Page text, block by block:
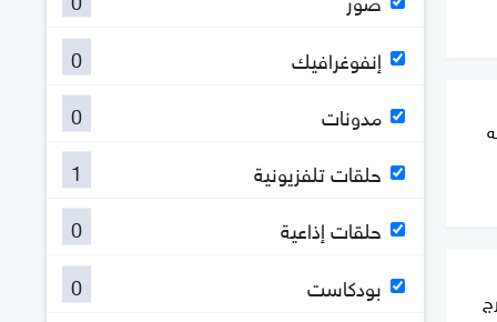
إنفوغرافيك
0
مدونات
0
حلقات تلفزيونية
1
حلقات إذاعية
0
بودكاست
0